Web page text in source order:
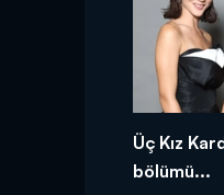
Üç Kız
bölümü...